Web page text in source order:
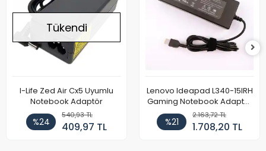
Tükendi
I-Life Zed Air Cx5 Uyumlu
Notebook Adaptör
%24
540,93 TL
409,97 TL
Lenovo Ideapad L340-15IRH
Gaming Notebook Adaptör
Cihazı Şarj Aleti (150W)
%21
2.163,72 TL
1.708,20 TL